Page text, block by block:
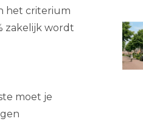
het criterium
zakelijk wordt
moet je